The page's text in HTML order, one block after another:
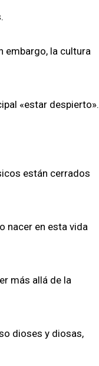
embargo, la cultura
«estar despierto».
están cerrados
nacer en esta vida
más allá de la
dioses y diosas,